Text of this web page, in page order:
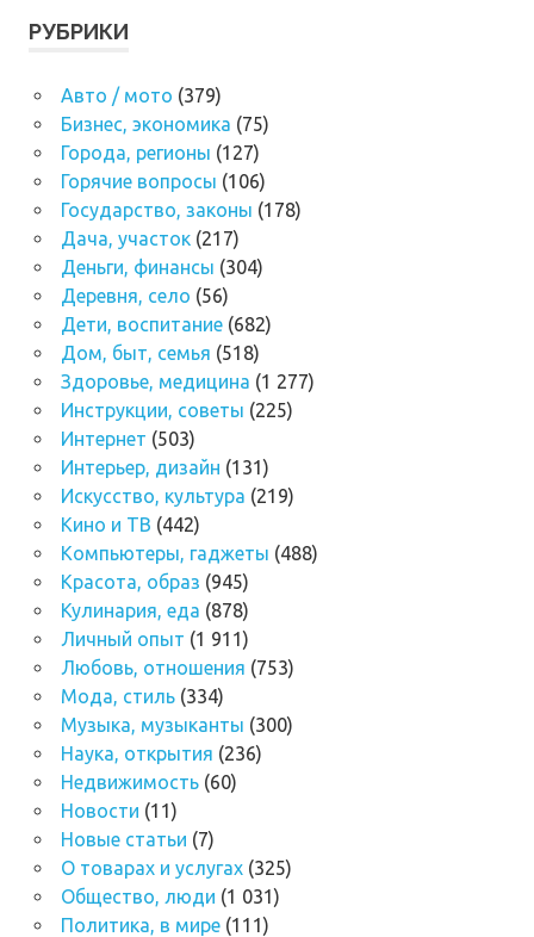
РУБРИКИ
Авто / мото (379)
Бизнес, экономика (75)
Города, регионы (127)
Горячие вопросы (106)
Государство, законы (178)
Дача, участок(217)
Деньги, финансы (304)
Деревня, село (56)
Дети, воспитание(682)
Дом, быт, семья (518)
Здоровье, медицина (1 277)
Инструкции, советы (225)
Интернет (503)
Интерьер, дизайн (131)
Искусство, культура (219)
Кино и ТВ (442)
Компьютеры, гаджеты (488)
Красота, образ (945)
Кулинария, еда (878)
Личный опыт (1 911)
Любовь, отношения (753)
Мода, стиль(334)
Музыка, музыканты (300)
Наука, открытия (236)
Недвижимость(60)
Новости (11)
Новые статьи (7)
О товарах и услугах(325)
Общество, люди (1 031)
Политика, в мире(111)